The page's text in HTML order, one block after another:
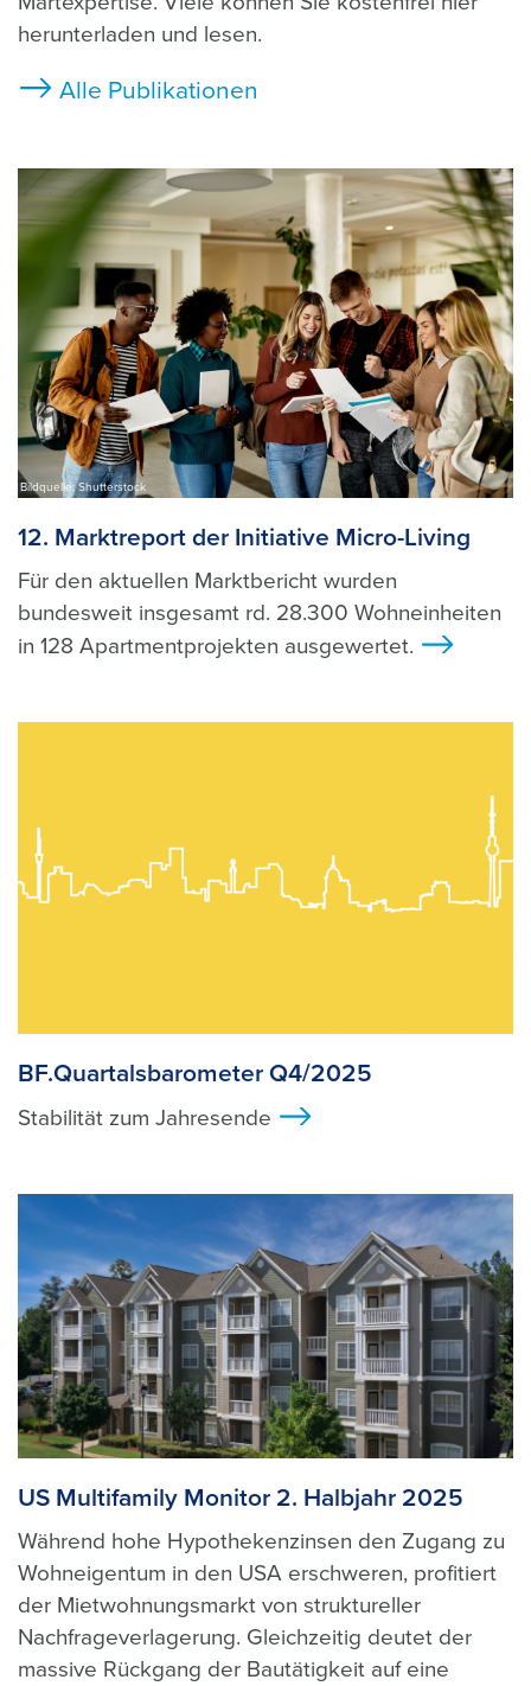
herunterladen und lesen.
Alle Publikationen
Bildquelle: Shutterstock
12. Marktreport der Initiative Micro-Living
Für den aktuellen Marktbericht wurden
bundesweit insgesamt rd. 28.300 Wohneinheiten
in 128 Apartmentprojekten ausgewertet.
BF.Quartalsbarometer Q4/2025
Stabilität zum Jahresende
US Multifamily Monitor 2. Halbjahr 2025
Während hohe Hypothekenzinsen den Zugang zu
Wohneigentum in den USA erschweren, profitiert
der Mietwohnungsmarkt von struktureller
Nachfrageverlagerung. Gleichzeitig deutet der
massive Rückgang der Bautätigkeit auf eine